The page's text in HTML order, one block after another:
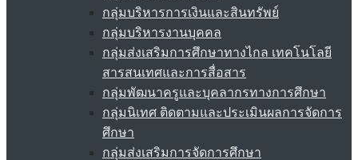
กลุ่มบริหารการเงินและสินทรัพย์
กลุ่มบริหารงานบุคคล
กลุ่มส่งเสริมการศึกษาทางไกล เทคโนโลยี
สารสนเทศและการสื่อสาร
กลุ่มพัฒนาครูและบุคลากรทางการศึกษา
กลุ่มนิเทศ ติดตามและประเมินผลการจัดการ
ศึกษา
กลุ่มส่งเสริมการจัดการศึกษา